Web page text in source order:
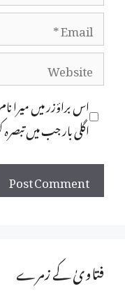
Email
Website
اس براؤزر میں
اگلی بار جب میں
فتاویٰ کے زمرے